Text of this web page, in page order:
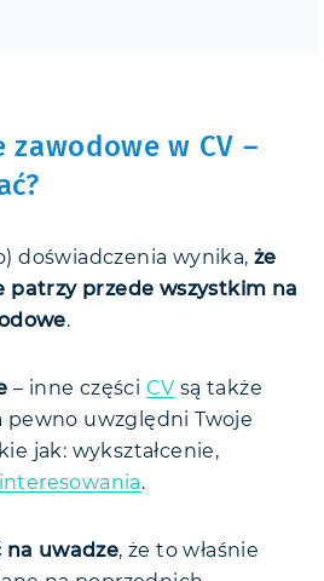
zawodowe w CV –
doświadczenia wynika, że
patrzy przede wszystkim na
.
– inne części CV są także
uwzględni Twoje
jak: wykształcenie,
.
na uwadze, że to właśnie